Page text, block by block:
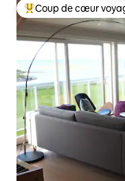
Coups de cœur
Coup de cœur